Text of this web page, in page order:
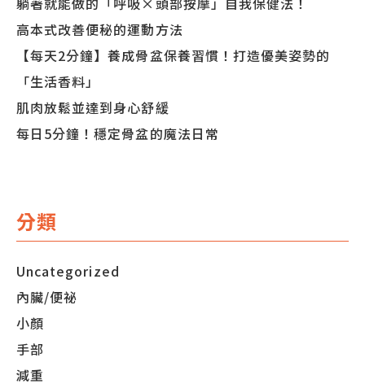
高本式改善便秘的運動方法
【每天2分鐘】養成骨盆保養習慣！打造優美姿勢的
「生活香料」
肌肉放鬆並達到身心舒緩
每日5分鐘！穩定骨盆的魔法日常
分類
Uncategorized
內臟/便祕
小顏
手部
減重